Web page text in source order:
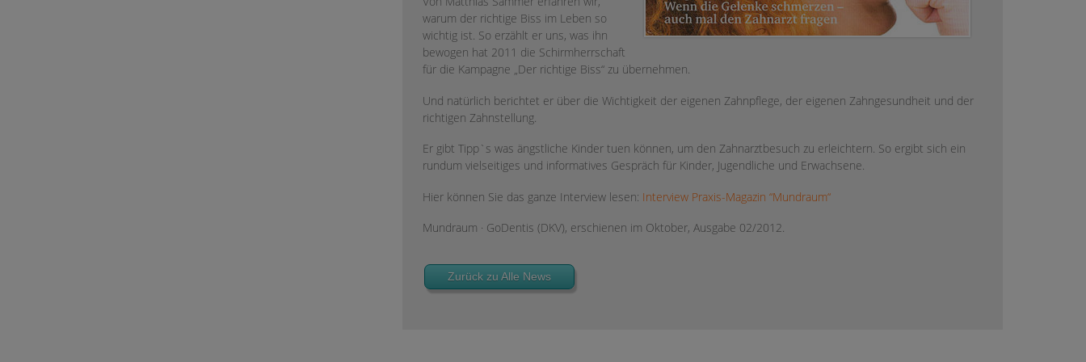
warum der richtige Biss im Leben so
wichtig ist. So erzählt er uns, was ihn
bewogen hat 2011 die Schirmherrschaft
für die Kampagne „Der richtige Biss“ zu übernehmen.
Und natürlich berichtet er über die Wichtigkeit der eigenen Zahnpflege, der eigenen Zahngesundheit und der
richtigen Zahnstellung.
Er gibt Tipp`s was ängstliche Kinder tuen können, um den Zahnarztbesuch zu erleichtern. So ergibt sich ein
rundum vielseitiges und informatives Gespräch für Kinder, Jugendliche und Erwachsene.
Hier können Sie das ganze Interview lesen: Interview Praxis-Magazin “Mundraum“
Mundraum · GoDentis (DKV), erschienen im Oktober, Ausgabe 02/2012.
Zurück zu Alle News